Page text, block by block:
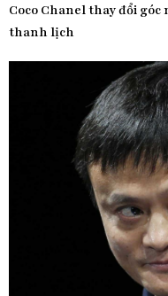
Coco Chanel thay đổi
thanh lịch